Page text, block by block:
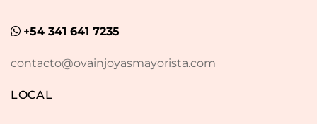
LOCAL
+54 341 641 7235
contacto@ovainjoyasmayorista.com